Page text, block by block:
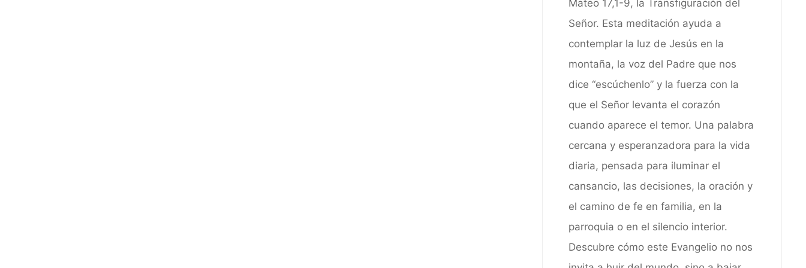
Mateo 17,1-9, la Transfiguración del
Señor. Esta meditación ayuda a
contemplar la luz de Jesús en la
montaña, la voz del Padre que nos
dice “escúchenlo” y la fuerza con la
que el Señor levanta el corazón
cuando aparece el temor. Una palabra
cercana y esperanzadora para la vida
diaria, pensada para iluminar el
cansancio, las decisiones, la oración y
el camino de fe en familia, en la
parroquia o en el silencio interior.
Descubre cómo este Evangelio no nos